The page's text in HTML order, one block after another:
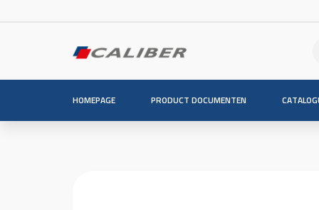
HOMEPAGE PRODUCT DOCUMENTEN